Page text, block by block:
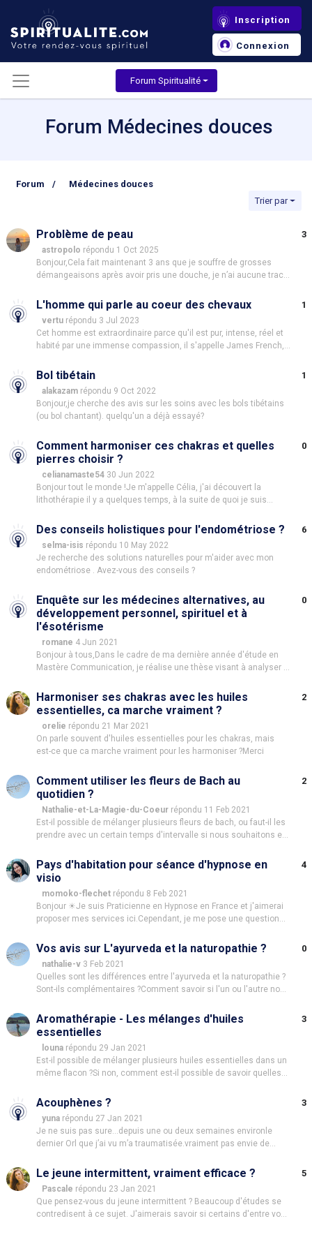
Inscription
Connexion
Forum Spiritualité
Forum Médecines douces
Forum /
Médecines douces
Trier par
Problème de peau
astropolo répondu 1 Oct 2025
Bonjour,Cela fait maintenant 3 ans que je souffre de grosses
démangeaisons après avoir pris une douche, je n’ai aucune trace
une dermatologue, rien n’a fonctionné. Ma peau n’est pas sèche,
même avec des crèmes elle me démange.Après avoir
3
L'homme qui parle au coeur des chevaux
vertu répondu 3 Jul 2023
Cet homme est extraordinaire parce qu'il est pur, intense, réel et
habité par une immense compassion, il s'appelle James French, il
originelle entre l'homme et l'animal :
1
Bol tibétain
alakazam répondu 9 Oct 2022
Bonjour,je cherche des avis sur les soins avec les bols tibétains
(ou bol chantant). quelqu'un a déjà essayé?
1
Comment harmoniser ces chakras et quelles
pierres choisir ?
celianamaste54 30 Jun 2022
Bonjour tout le monde !Je m'appelle Célia, j'ai découvert la
lithothérapie il y a quelques temps, à la suite de quoi je suis
forum et de pouvoir échanger avec vous 😁J'aimerai avoir
quelques conseils pour harmoniser mes chakras et choisir l
0
Des conseils holistiques pour l'endométriose ?
selma-isis répondu 10 May 2022
Je recherche des solutions naturelles pour m'aider avec mon
endométriose . Avez-vous des conseils ?
6
Enquête sur les médecines alternatives, au
développement personnel, spirituel et à
l'ésotérisme
romane 4 Jun 2021
Bonjour à tous,Dans le cadre de ma dernière année d'étude en
Mastère Communication, je réalise une thèse visant à analyser le
développement personnel, spirituel et à l'ésotérisme ainsi que
l'influence de la communication sur ces pratiques.Afin d'é
0
Harmoniser ses chakras avec les huiles
essentielles, ca marche vraiment ?
orelie répondu 21 Mar 2021
On parle souvent d'huiles essentielles pour les chakras, mais
est-ce que ca marche vraiment pour les harmoniser ?Merci
2
Comment utiliser les fleurs de Bach au
quotidien ?
Nathalie-et-La-Magie-du-Coeur répondu 11 Feb 2021
Est-il possible de mélanger plusieurs fleurs de bach, ou faut-il les
prendre avec un certain temps d'intervalle si nous souhaitons en
fleur de bach en fonction de nos humeurs quotidiennes, ou est-il
conseillé de ne choisir qu'une fleur d
2
Pays d'habitation pour séance d'hypnose en
visio
momoko-flechet répondu 8 Feb 2021
Bonjour ☀Je suis Praticienne en Hypnose en France et j'aimerai
proposer mes services ici.Cependant, je me pose une question
ont d'excellent résultat, il faut prendre en compte le décalage
horaire 😉Je vous remercie par avance pour vos répo
4
Vos avis sur L'ayurveda et la naturopathie ?
nathalie-v 3 Feb 2021
Quelles sont les différences entre l'ayurveda et la naturopathie ?
Sont-ils complémentaires ?Comment savoir si l'un ou l'autre nous
0
Aromathérapie - Les mélanges d'huiles
essentielles
louna répondu 29 Jan 2021
Est-il possible de mélanger plusieurs huiles essentielles dans un
même flacon ?Si non, comment est-il possible de savoir quelles
3
Acouphènes ?
yuna répondu 27 Jan 2021
Je ne suis pas sure…depuis une ou deux semaines environle
dernier Orl que j’ai vu m’a traumatisée.vraiment pas envie de
3
Le jeune intermittent, vraiment efficace ?
Pascale répondu 23 Jan 2021
Que pensez-vous du jeune intermittent ? Beaucoup d'études se
contredisent à ce sujet. J'aimerais savoir si certains d'entre vous
5